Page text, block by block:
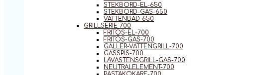
STEKBORD-EL-650
STEKBORD-GAS-650
VATTENBAD 650
GRILLSERIE 700
FRITÖS-EL-700
FRITÖS-GAS-700
GALLER-VATTENGRILL-700
GASSPIS-700
LAVASTENSGRILL-GAS-700
NEUTRALELEMENT-700